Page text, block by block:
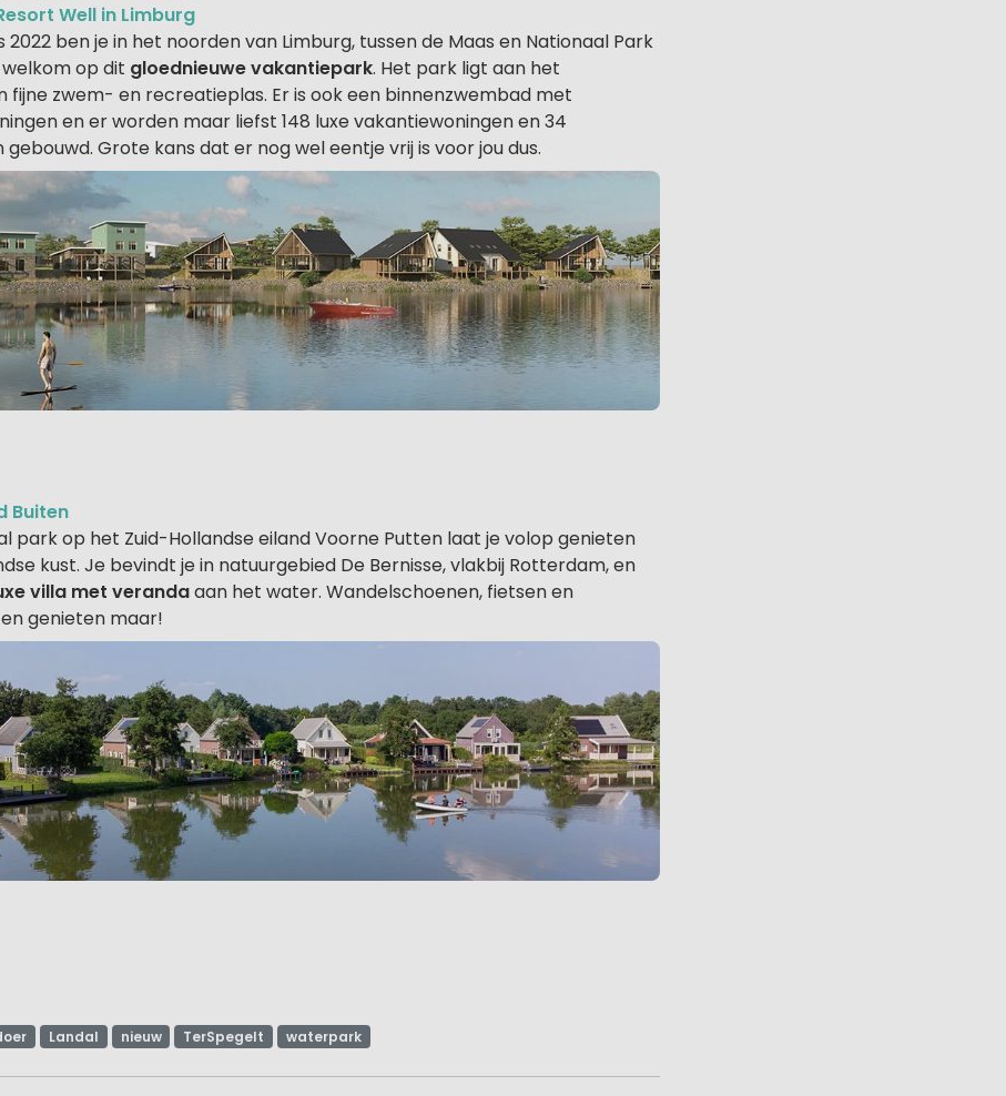
Well in Limburg
2022 ben je in het noorden van Limburg, tussen de Maas en Nationaal Park
welkom op dit gloednieuwe vakantiepark. Het park ligt aan het
fijne zwem- en recreatieplas. Er is ook een binnenzwembad met
en er worden maar liefst 148 luxe vakantiewoningen en 34
Grote kans dat er nog wel eentje vrij is voor jou dus.
Buiten
park op het Zuid-Hollandse eiland Voorne Putten laat je volop genieten
kust. Je bevindt je in natuurgebied De Bernisse, vlakbij Rotterdam, en
villa met verandaaan het water. Wandelschoenen, fietsen en
genieten maar!
Landal nieuw TerSpegelt waterpark